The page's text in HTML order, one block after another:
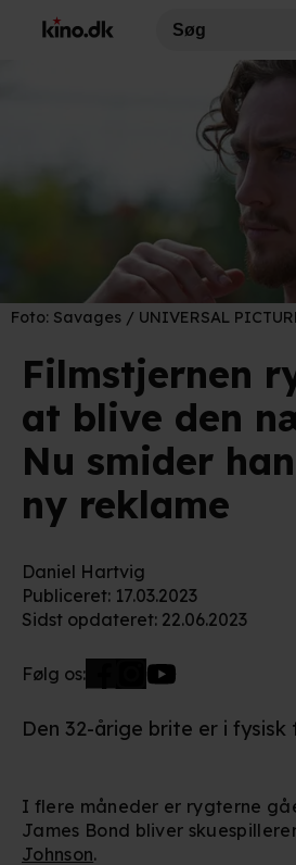
Foto: Savages / UNIVERSAL
Filmstjernen
at blive den
Nu smider
ny reklame
Daniel Hartvig
Publiceret: 17.03.2023
Sidst opdateret: 22.06.2023
Følg os:
Den 32-årige brite er i
I flere måneder er rygterne
James Bond bliver
Johnson.